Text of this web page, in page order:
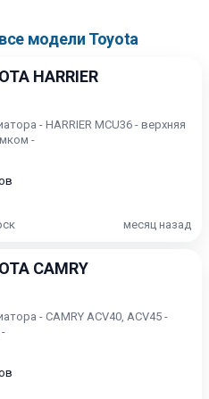
модели Toyota
HARRIER
- HARRIER MCU36 - верхняя
-
месяц назад
CAMRY
- CAMRY ACV40, ACV45 -